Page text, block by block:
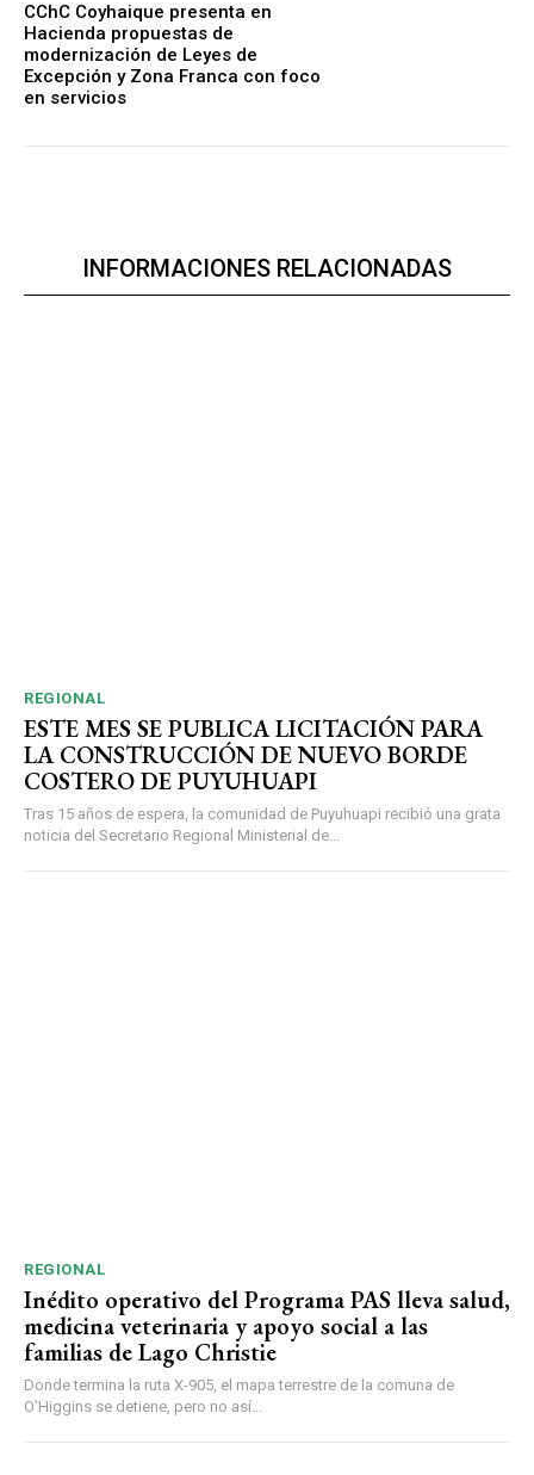
CChC Coyhaique presenta en
Hacienda propuestas de
modernización de Leyes de
Excepción y Zona Franca con foco
en servicios
INFORMACIONES RELACIONADAS
REGIONAL
ESTE MES SE PUBLICA LICITACIÓN PARA
LA CONSTRUCCIÓN DE NUEVO BORDE
COSTERO DE PUYUHUAPI
Tras 15 años de espera, la comunidad de Puyuhuapi recibió una grata
noticia del Secretario Regional Ministerial de...
REGIONAL
Inédito operativo del Programa PAS lleva salud,
medicina veterinaria y apoyo social a las
familias de Lago Christie
Donde termina la ruta X-905, el mapa terrestre de la comuna de
O’Higgins se detiene, pero no así...